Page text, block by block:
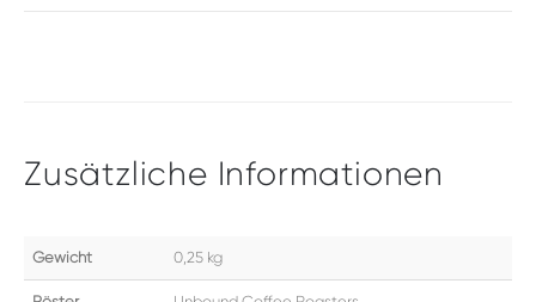
Zusätzliche Informationen
Gewicht 0,25 kg